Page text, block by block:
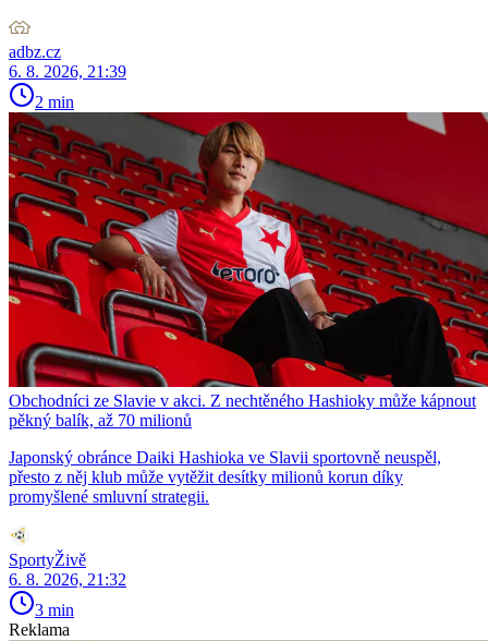
adbz.cz
6. 8. 2026, 21:39
2 min
Obchodníci ze Slavie v akci. Z nechtěného Hashioky může kápnout
pěkný balík, až 70 milionů
Japonský obránce Daiki Hashioka ve Slavii sportovně neuspěl,
přesto z něj klub může vytěžit desítky milionů korun díky
promyšlené smluvní strategii.
SportyŽivě
6. 8. 2026, 21:32
3 min
Reklama